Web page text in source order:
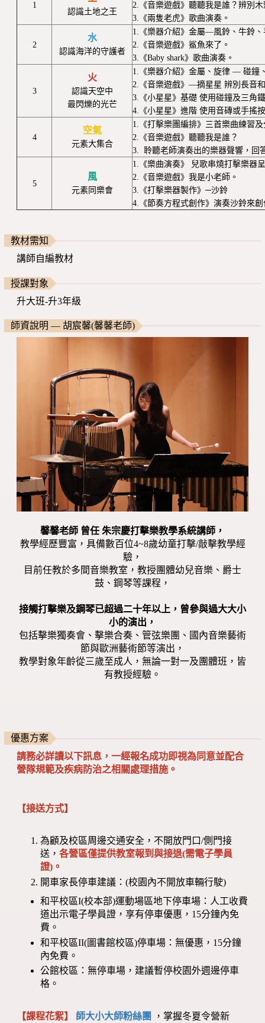
1
認識土地之王
2.《音樂遊戲》聽聽我是誰？辨別
3.《兩隻老虎》歌曲演奏。
2
水
認識海洋的守護者
1.《樂器介紹》金屬—風鈴、牛鈴、
2.《音樂遊戲》鯊魚來了。
3.《Baby shark》歌曲演奏。
3
火
認識天空中
最閃爍的光芒
1.《樂器介紹》金屬、旋律 — 碰鐘
2.《音樂遊戲》—摘星星 辨別長音
3.《小星星》基礎 使用碰鐘及三角
4.《小星星》進階 使用音磚或手搖
4
空氣
元素大集合
1.《打擊樂團編排》三首樂曲練習
2.《音樂遊戲》聽聽我是誰？
3. 聆聽老師演奏出的樂器聲響，回
5
風
元素同樂會
1.《樂曲演奏》 兒歌串燒打擊樂器
2.《音樂遊戲》我是小老師。
3.《打擊樂器製作》─沙鈴
4.《節奏方程式創作》演奏沙鈴來
教材需知
講師自編教材
授課對象
升大班-升3年級
師資說明 — 胡宸馨(馨馨老師)
馨馨老師 曾任 朱宗慶打擊樂教學系統講師，
教學經歷豐富，具備數百位4~8歲幼童打擊/敲擊教學經
驗，
目前任教於多間音樂教室，教授團體幼兒音樂、爵士
鼓、鋼琴等課程，
接觸打擊樂及鋼琴已超過二十年以上，曾參與過大大小
小的演出，
包括擊樂獨奏會、擊樂合奏、管弦樂團、國內音樂藝術
節與歐洲藝術節等演出，
教學對象年齡從三歲至成人，無論一對一及團體班，皆
有教授經驗。
優惠方案
請務必詳讀以下訊息，一經報名成功即視為同意並配合
營隊規範及疾病防治之相關處理措施。
【接送方式】
為顧及校區周邊交通安全，不開放門口/側門接
送，各營區僅提供教室報到與接退(需電子學員
證)。
開車家長停車建議：(校園內不開放車輛行駛)
和平校區I(校本部)運動場區地下停車場：人工收費
道出示電子學員證，享有停車優惠，15分鐘內免
費。
和平校區II(圖書館校區)停車場：無優惠，15分鐘
內免費。
公館校區：無停車場，建議暫停校園外週邊停車
格。
【課程花絮】 師大小大師粉絲團
，掌握冬夏令營新